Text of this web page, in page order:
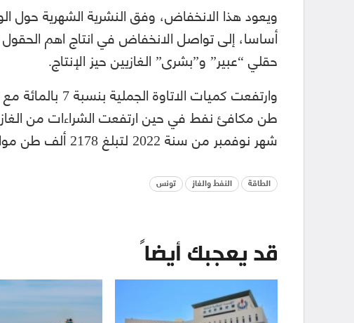
حقلي “عبير” و”بشرى” الغازيين حيز الإنتاج.
شهر نوفمبر من سنة 2022 لتبلغ 2178 ألف طن موازي نفط.
الطاقة النفط والغاز تونس
قد يعجبك أيضاً